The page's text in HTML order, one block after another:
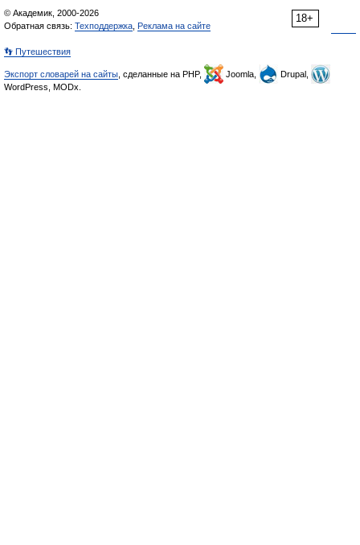
18+
© Академик, 2000-2026
Обратная связь: Техподдержка Реклама на сайте
👣 Путешествия
Экспорт словарей на сайты , сделанные на PHP, Joomla,
Drupal,
WordPress, MODx.